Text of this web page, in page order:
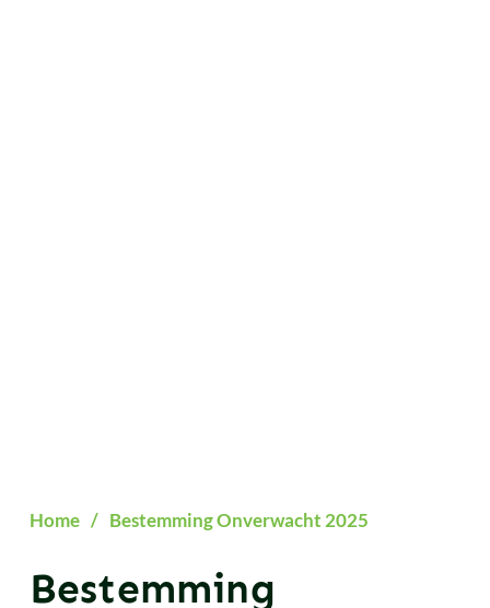
Home / Bestemming Onverwacht 2025
Bestemming